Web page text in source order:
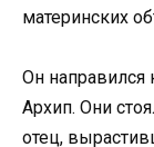
материнских
Он направился
Архип. Они
отец,